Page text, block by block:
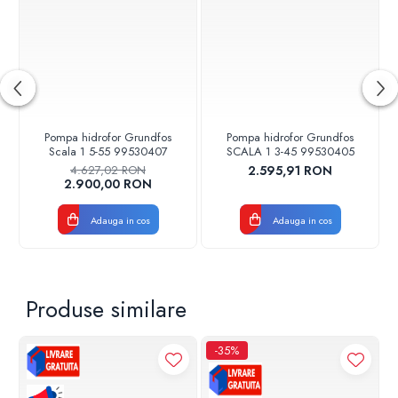
specificatiile tehnice ale produsului si ca produsul este sigur in
utilizare daca este folosit in conditiile specificate de producator. In
cadrul sistemului de aigurare a calitatii conform SR EN ISO 9001,
si testarea asigura conformitatea produsului cu documentatia
tehnica in vigoare si ca indeplineste in totalitate cerintele clientilor.
Marcare
Fiecare rezervor de apa 500 litri este marcat din fabricatie, prin
stantare, cu luna si anul de productie.
Durata de utilizare rezervor
stuatia expunerii la radiatie UV si de 25 de ani daca se utilizeaza
ferite de radiatie UV.
Pompa hidrofor Grundfos
Scala 1 5-55 99530407
4.627,02 RON
2.900,00 RON
Adauga in cos
Pompa hidrofor Grundfos
SCALA 1 3-45 99530405
2.595,91 RON
Adauga in cos
Produse similare
-35%